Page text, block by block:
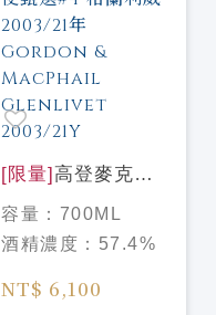
[限量] 高登麥克菲
爾 天使甄選#4 格
蘭利威 2003/21年
Gordon &
MacPhail
容量： 700ML
酒精濃度： 57.4%
NT$ 6,100